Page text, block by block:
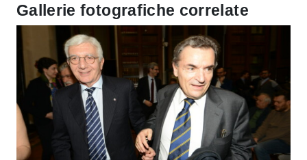
Gallerie fotografiche correlate